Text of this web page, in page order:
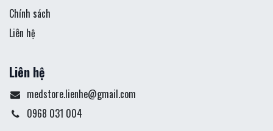
Chính sách
Liên hệ
Liên hệ
medstore.lienhe@gmail.com
0968 031 004